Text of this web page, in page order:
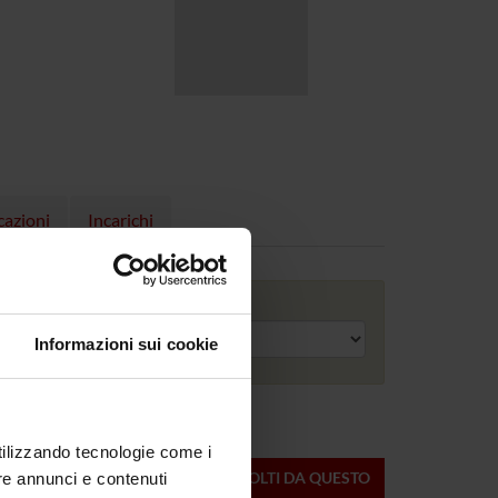
Informazioni sui cookie
tecnologie come i
annunci e contenuti
Incarichi
CREDITI
MODULI SVOLTI DA QUESTO